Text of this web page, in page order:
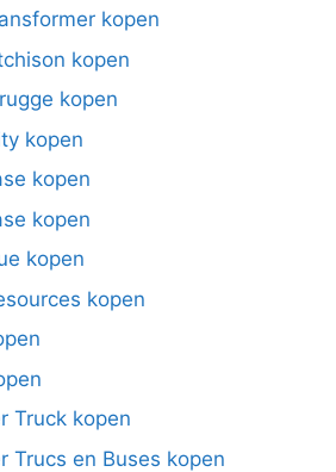
kopen
kopen
kopen
kopen
kopen
kopen
kopen
kopen
Truck kopen
Trucs en Buses kopen